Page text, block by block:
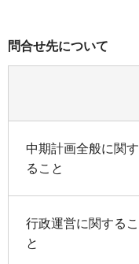
問合せ先について
中期計画全般に関す
ること
⾏政運営に関するこ
と